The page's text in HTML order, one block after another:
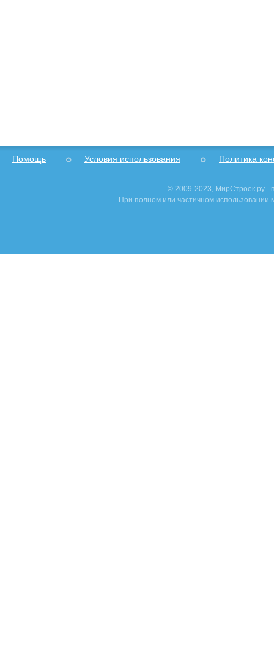
Помощь Условия использования Политика
© 2009-2023, МирСтроек.ру -
При полном или частичном использовании